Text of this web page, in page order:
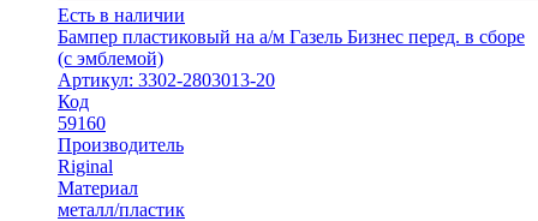
Есть в наличии
Бампер пластиковый на а/м Газель Бизнес перед. в сборе
(с эмблемой)
Артикул: 3302-2803013-20
Код
59160
Производитель
Riginal
Материал
металл/пластик